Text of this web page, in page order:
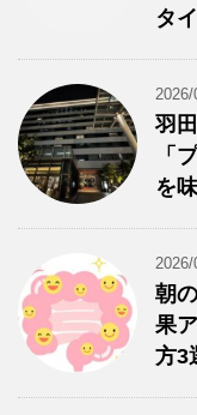
タ
2026/
羽
「
を
2026/
朝
果
方3